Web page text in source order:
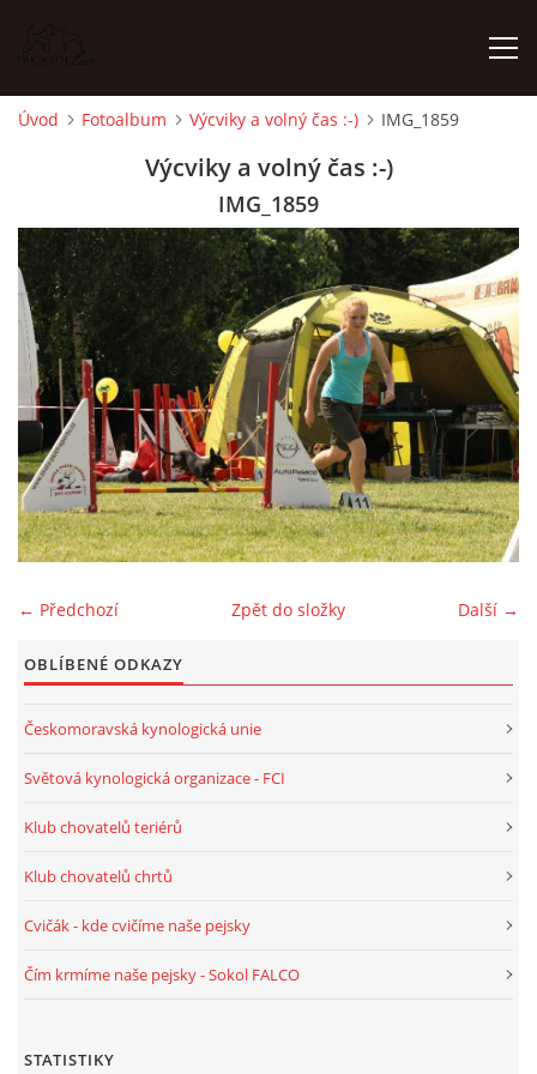
ŠTĚŇATA 2025 WHEATEN
ŠTĚŇATA 2025 WHIPPET
NĚCO MÁLO O MNĚ
WHEATEN - VŠE O NĚM
SPORT / VÝSTAVY / CANISTERAPIE
NAŠE FENY ♀
VRHY WHEATEN
Úvod Fotoalbum Výcviky a volný čas :-) IMG_1859
Výcviky a volný čas :-)
IMG_1859
← Předchozí Další →
Zpět do složky
OBLÍBENÉ ODKAZY
Českomoravská kynologická unie
Světová kynologická organizace - FCI
Klub chovatelů teriérů
Klub chovatelů chrtů
Cvičák - kde cvičíme naše pejsky
Čím krmíme naše pejsky - Sokol FALCO
STATISTIKY